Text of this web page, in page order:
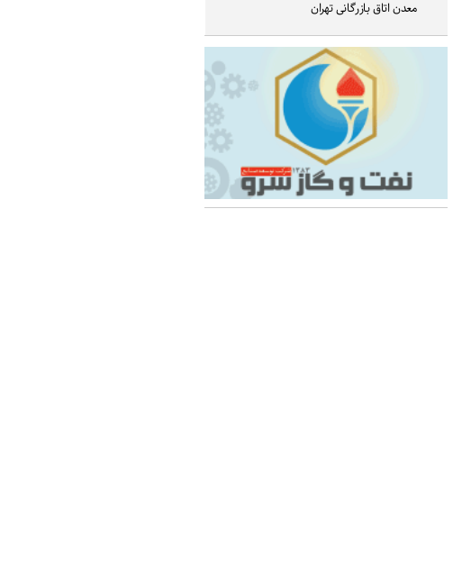
معدن اتاق بازرگانی تهران